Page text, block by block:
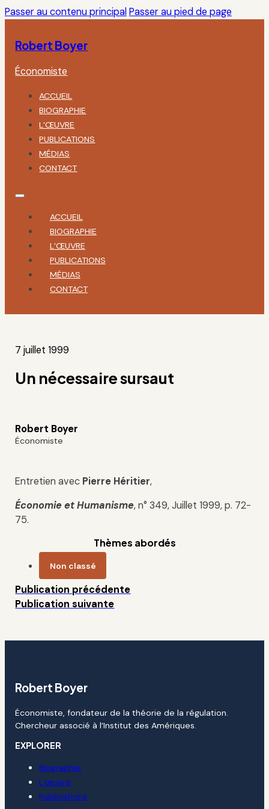
Passer au contenu principal Passer au pied de page
Robert Boyer
Économiste
ACCUEIL
BIOGRAPHIE
L’ŒUVRE
PUBLICATIONS
MÉDIAS
CONTACT
ACCUEIL
BIOGRAPHIE
L’ŒUVRE
PUBLICATIONS
MÉDIAS
CONTACT
7 juillet 1999
Un nécessaire sursaut
Robert Boyer
Économiste
Entretien avec Pierre Héritier,
Économie et Humanisme, n° 349, Juillet 1999, p. 72-
75.
Thèmes abordés
Non classé
Publication précédente
Publication suivante
Robert Boyer
Économiste, fondateur de la théorie de la régulation.
Chercheur associé à l’Institut des Amériques.
EXPLORER
Biographie
L’œuvre
Publications